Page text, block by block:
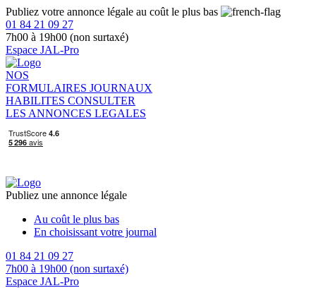
Publiez votre annonce légale au coût le plus bas
01 84 21 09 27
7h00 à 19h00 (non surtaxé)
Espace JAL-Pro
NOS
FORMULAIRES JOURNAUX
HABILITES CONSULTER
LES ANNONCES LEGALES
Publiez une annonce légale
Au coût le plus bas
En choisissant votre journal
01 84 21 09 27
7h00 à 19h00 (non surtaxé)
Espace JAL-Pro